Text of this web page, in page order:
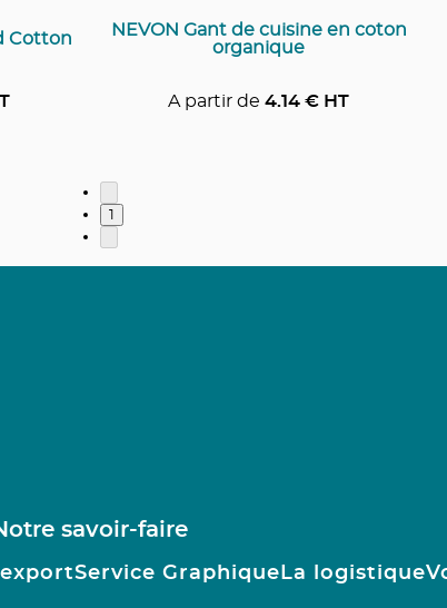
Cotton
NEVON Gant de cuisine en coton
organique
A partir de 4.14 € HT
1
savoir-faire
Service Graphique La logistique